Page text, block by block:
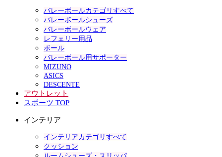
バレーボールカテゴリすべて
バレーボールシューズ
バレーボールウェア
レフェリー用品
ボール
バレーボール用サポーター
MIZUNO
ASICS
DESCENTE
アウトレット
スポーツ TOP
インテリア
インテリアカテゴリすべて
クッション